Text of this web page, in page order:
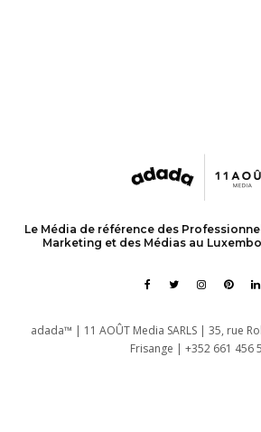
Le Média de référence des
Marketing et des Médias au
adada™ | 11 AOÛT Media SARLS | 35, rue
Frisange | +352 661 456